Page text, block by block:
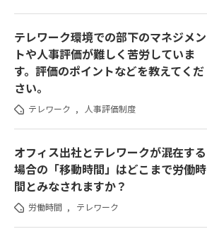
テレワーク環境での部下のマネジメン
トや人事評価が難しく苦労していま
す。評価のポイントなどを教えてくだ
さい。
テレワーク , 人事評価制度
オフィス出社とテレワークが混在する
場合の「移動時間」はどこまで労働時
間とみなされますか？
労働時間 , テレワーク